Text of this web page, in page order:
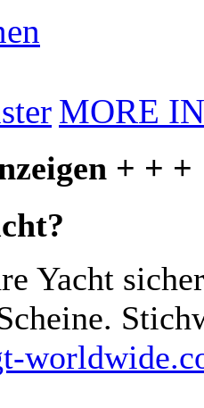
MORE
+ + +
Yacht